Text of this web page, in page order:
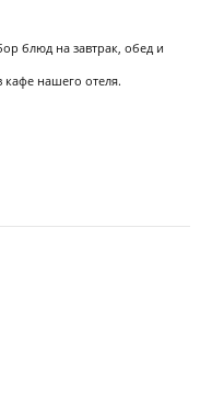
блюд на завтрак, обед и
нашего отеля.